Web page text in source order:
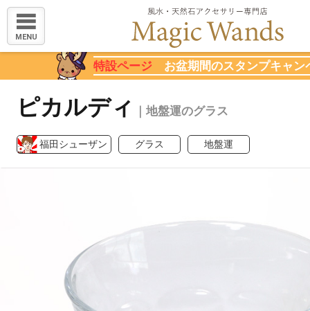
MENU
特設ページ お盆期間のスタンプキャン
ピカルディ ｜地盤運のグラス
福田シューザン グラス 地盤運